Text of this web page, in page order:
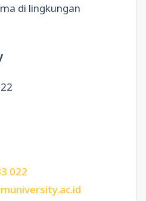
di lingkungan
022